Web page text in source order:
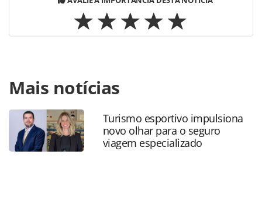
https://www.panrotas.com.br/noticia-
turismo/eventos/2015/11/parlamento-frances-prorroga-
estado-de-emergencia_121023.html ou as ferramentas
oferecidas na página. Todo o conteúdo produzido pela
PANROTAS Editora é protegido pela legislação brasileira
sobre direito autoral. Não reproduza o conteúdo sem
Mais notícias
Turismo esportivo impulsiona
novo olhar para o seguro
viagem especializado